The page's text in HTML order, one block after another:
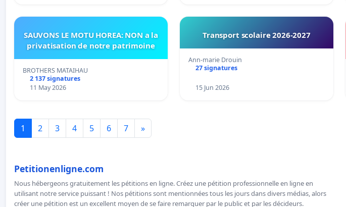
SAUVONS LE MOTU HOREA: NON a la
privatisation de notre patrimoine
BROTHERS MATAIHAU
2 137 signatures
11 May 2026
Transport scolaire 2026-2027
Ann-marie Drouin
27 signatures
15 Jun 2026
1 2 3 4 5 6 7 »
Petitionenligne.com
Nous hébergeons gratuitement les pétitions en ligne. Créez une pétition professionnelle en ligne en
utilisant notre service puissant ! Nos pétitions sont mentionnées tous les jours dans divers médias, alors
créer une pétition est un excellent moyen de se faire remarquer par le public et par les décideurs.